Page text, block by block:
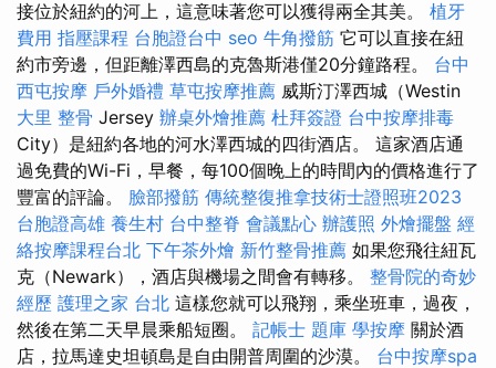
接位於紐約的河上，這意味著您可以獲得兩全其美。 植牙
費用 指壓課程 台胞證台中 seo 牛角撥筋 它可以直接在紐
約市旁邊，但距離澤西島的克魯斯港僅20分鐘路程。 台中
西屯按摩 戶外婚禮 草屯按摩推薦 威斯汀澤西城（Westin
大里 整骨 Jersey 辦桌外燴推薦 杜拜簽證 台中按摩排毒
City）是紐約各地的河水澤西城的四街酒店。 這家酒店通
過免費的Wi-Fi，早餐，每100個晚上的時間內的價格進行了
豐富的評論。 臉部撥筋 傳統整復推拿技術士證照班2023
台胞證高雄 養生村 台中整脊 會議點心 辦護照 外燴擺盤 經
絡按摩課程台北 下午茶外燴 新竹整骨推薦 如果您飛往紐瓦
克（Newark），酒店與機場之間會有轉移。 整骨院的奇妙
經歷 護理之家 台北 這樣您就可以飛翔，乘坐班車，過夜，
然後在第二天早晨乘船短圈。 記帳士 題庫 學按摩 關於酒
店，拉馬達史坦頓島是自由開普周圍的沙漠。 台中按摩spa